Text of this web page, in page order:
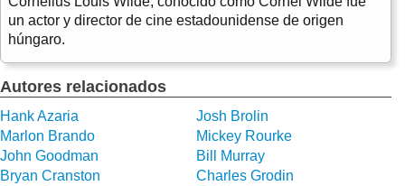
un actor y director de cine estadounidense de origen
húngaro.
Autores relacionados
Hank Azaria
Josh Brolin
Marlon Brando
Mickey Rourke
John Goodman
Bill Murray
Bryan Cranston
Charles Grodin